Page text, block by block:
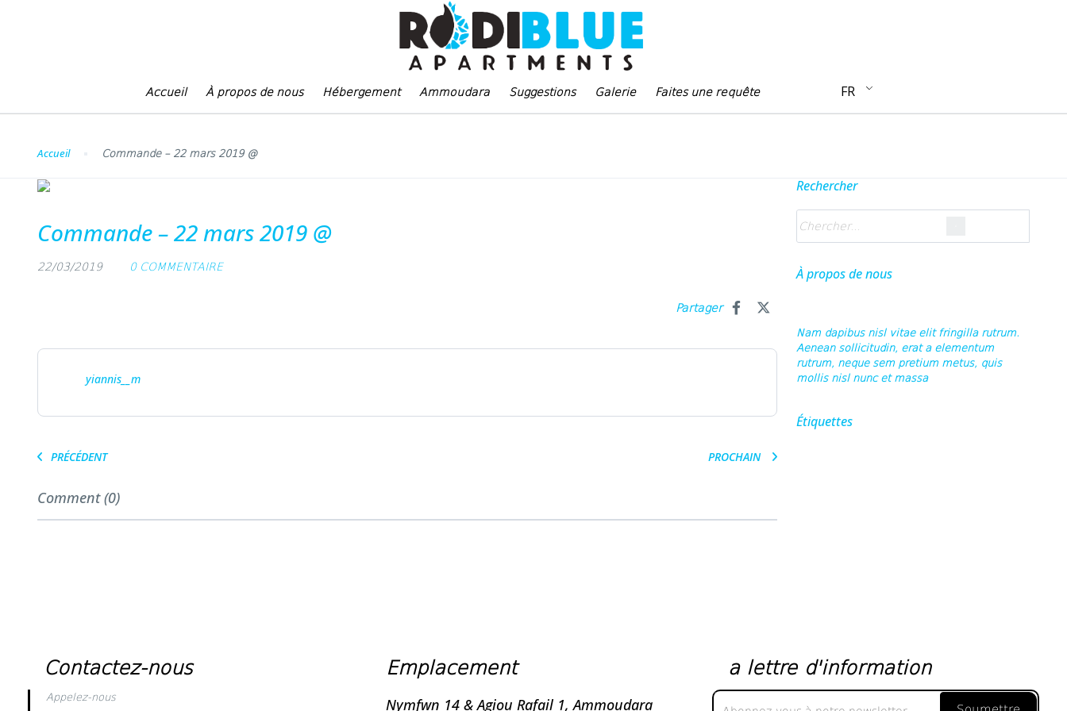
Accueil À propos de nous Hébergement Ammoudara Suggestions Galerie Faites une requête FR
Accueil Commande – 22 mars 2019 @
Commande – 22 mars 2019 @
22/03/2019 0 COMMENTAIRE
Partager
yiannis__m
PRÉCÉDENT PROCHAIN
Comment (0)
Rechercher
À propos de nous
Nam dapibus nisl vitae elit fringilla rutrum.
Aenean sollicitudin, erat a elementum
rutrum, neque sem pretium metus, quis
mollis nisl nunc et massa
Étiquettes
Contactez-nous
Appelez-nous
Emplacement
Nymfwn 14 & Agiou Rafail 1, Ammoudara
a lettre d'information
a